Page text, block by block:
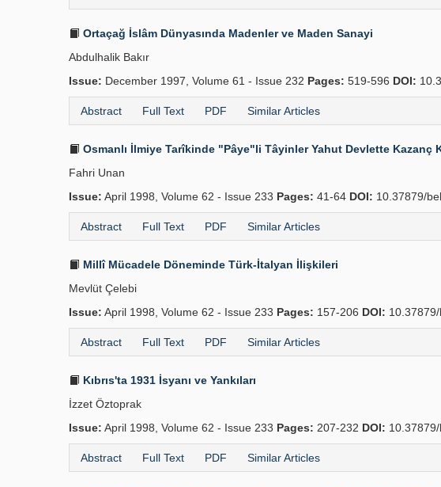
Ortaçağ İslâm Dünyasında Madenler ve Maden Sanayi
Abdulhalik Bakır
Issue: December 1997, Volume 61 - Issue 232 Pages: 519-596 DOI:
Abstract Full Text PDF Similar Articles
Osmanlı İlmiye Tarîkinde "Pâye"li Tâyinler Yahut Devlette Kazanç
Fahri Unan
Issue: April 1998, Volume 62 - Issue 233 Pages: 41-64 DOI: 10.37879/
Abstract Full Text PDF Similar Articles
Millî Mücadele Döneminde Türk-İtalyan İlişkileri
Mevlüt Çelebi
Issue: April 1998, Volume 62 - Issue 233 Pages: 157-206 DOI:
Abstract Full Text PDF Similar Articles
Kıbrıs'ta 1931 İsyanı ve Yankıları
İzzet Öztoprak
Issue: April 1998, Volume 62 - Issue 233 Pages: 207-232 DOI:
Abstract Full Text PDF Similar Articles